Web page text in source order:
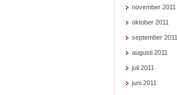
november 2011
oktober 2011
september 2011
augusti 2011
juli 2011
juni 2011